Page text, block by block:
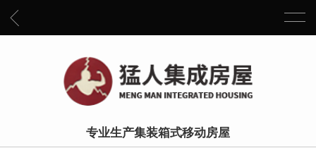
专业生产集装箱式移动房屋